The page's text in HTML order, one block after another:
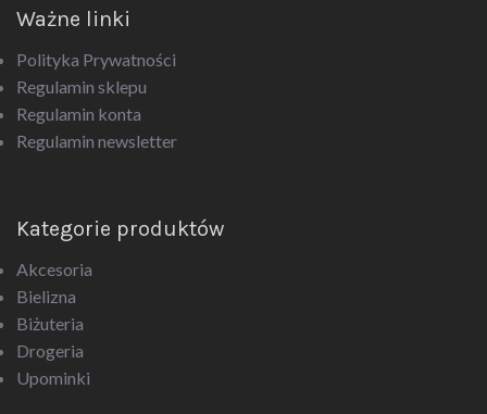
Ważne linki
Polityka Prywatności
Regulamin sklepu
Regulamin konta
Regulamin newsletter
Kategorie produktów
Akcesoria
Bielizna
Biżuteria
Drogeria
Upominki